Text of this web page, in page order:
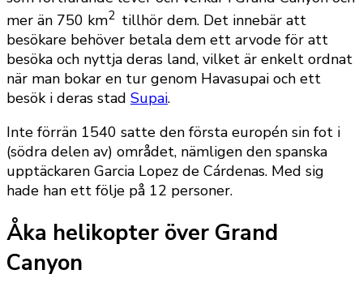
mer än 750 km2 tillhör dem. Det innebär att
besökare behöver betala dem ett arvode för att
besöka och nyttja deras land, vilket är enkelt ordnat
när man bokar en tur genom Havasupai och ett
besök i deras stad Supai.
Inte förrän 1540 satte den första europén sin fot i
(södra delen av) området, nämligen den spanska
upptäckaren Garcia Lopez de Cárdenas. Med sig
hade han ett följe på 12 personer.
Åka helikopter över Grand
Canyon